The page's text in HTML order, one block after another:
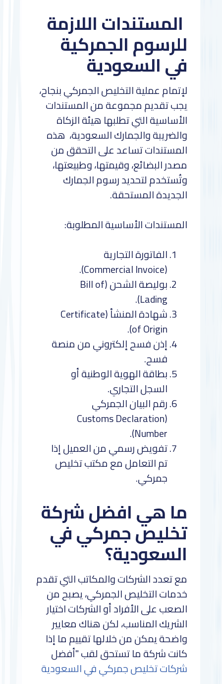
المستندات اللازمة
للرسوم الجمركية
في السعودية
لإتمام عملية التخليص الجمركي بنجاح،
يجب تقديم مجموعة من المستندات
الأساسية التي تطلبها هيئة الزكاة
والضريبة والجمارك السعودية، هذه
المستندات تساعد على التحقق من
مصدر البضائع، وقيمتها، وطبيعتها،
وتُستخدم لتحديد رسوم الجمارك
الجديدة المستحقة.
المستندات الأساسية المطلوبة:
الفاتورة التجارية
بوليصة الشحن (Bill of
Lading).
شهادة المنشأ (Certificate
of Origin).
إذن فسح إلكتروني من منصة
فسح.
بطاقة الهوية الوطنية أو
السجل التجاري.
رقم البيان الجمركي
(Customs Declaration
Number).
تفويض رسمي من العميل إذا
تم التعامل مع مكتب تخليص
جمركي.
ما هي افضل شركة
تخليص جمركي في
السعودية؟
مع تعدد الشركات والمكاتب التي تقدم
خدمات التخليص الجمركي، يصبح من
الصعب على الأفراد أو الشركات اختيار
الشريك المناسب، لكن هناك معايير
واضحة يمكن من خلالها تقييم ما إذا
كانت شركة ما تستحق لقب "أفضل
شركات تخليص جمركي في السعودية